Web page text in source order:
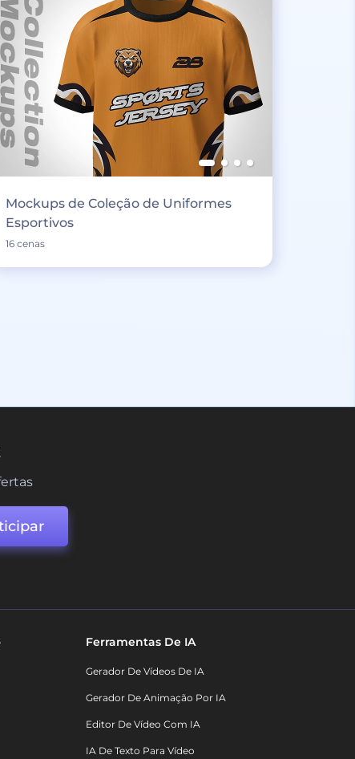
Mockups de Coleção de Uniformes
Esportivos
16 cenas
Ferramentas De IA
Gerador De Vídeos De IA
Gerador De Animação Por IA
Editor De Vídeo Com IA
IA De Texto Para Vídeo